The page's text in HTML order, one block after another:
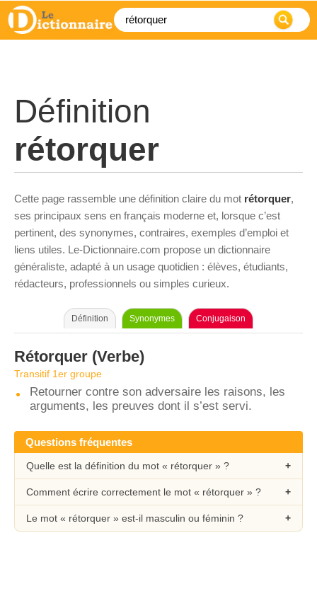
Définition
rétorquer
Cette page rassemble une définition claire du mot rétorquer,
ses principaux sens en français moderne et, lorsque c’est
pertinent, des synonymes, contraires, exemples d’emploi et
liens utiles. Le-Dictionnaire.com propose un dictionnaire
généraliste, adapté à un usage quotidien : élèves, étudiants,
rédacteurs, professionnels ou simples curieux.
Définition Synonymes Conjugaison
Rétorquer (Verbe)
Transitif 1er groupe
Retourner contre son adversaire les raisons, les
arguments, les preuves dont il s’est servi.
Questions fréquentes
Quelle est la définition du mot « rétorquer » ?
Comment écrire correctement le mot « rétorquer » ?
Le mot « rétorquer » est-il masculin ou féminin ?